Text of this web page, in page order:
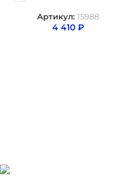
Артикул: 15988
4 410 ₽